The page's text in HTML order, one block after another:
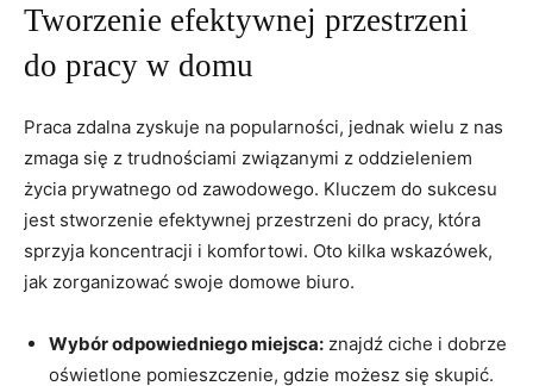
Tworzenie efektywnej przestrzeni‍
do pracy w ⁣domu
Praca​ zdalna zyskuje na ⁣popularności,⁢ jednak ⁢wielu z nas
zmaga ‍się z‍ trudnościami związanymi z ‍oddzieleniem
życia prywatnego od zawodowego. Kluczem do sukcesu
‍jest ‍stworzenie efektywnej przestrzeni do pracy, która
sprzyja koncentracji i komfortowi. Oto kilka ⁤wskazówek, ​
jak​ zorganizować ⁢swoje domowe biuro.
Wybór odpowiedniego miejsca: znajdź ⁢ciche‍ i dobrze
oświetlone pomieszczenie, gdzie⁢ możesz się skupić.